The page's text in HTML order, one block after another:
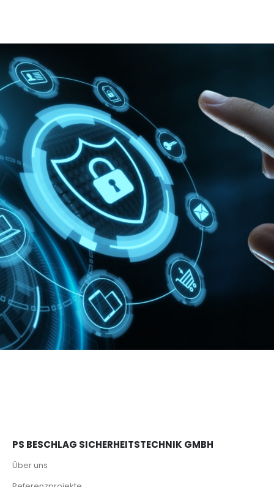
PS BESCHLAG SICHERHEITSTECHNIK GMBH
Über uns